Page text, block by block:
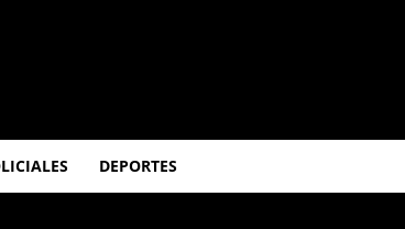
DEPORTES